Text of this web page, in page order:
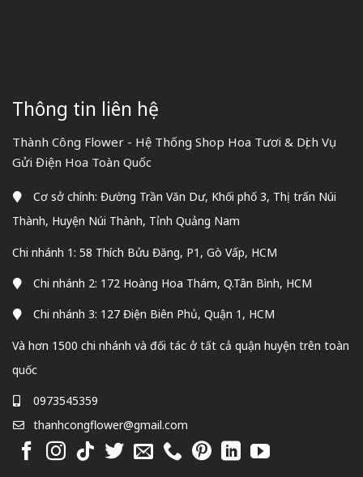
Thông tin liên hệ
Thành Công Flower - Hệ Thống Shop Hoa Tươi & Dịch Vụ
Gửi Điện Hoa Toàn Quốc
Cơ sở chính: Đường Trần Văn Dư, Khối phố 3, Thị trấn Núi
Thành, Huyện Núi Thành, Tỉnh Quảng Nam
Chi nhánh 1: 58 Thích Bửu Đăng, P1, Gò Vấp, HCM
Chi nhánh 2: 172 Hoàng Hoa Thám, Q.Tân Bình, HCM
Chi nhánh 3: 127 Điện Biên Phủ, Quận 1, HCM
Và hơn 1500 chi nhánh và đối tác ở tất cả quận huyện trên toàn
quốc
0973545359
thanhcongflower@gmail.com